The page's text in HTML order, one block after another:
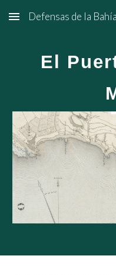
Skip to main content
Defensas de la
El